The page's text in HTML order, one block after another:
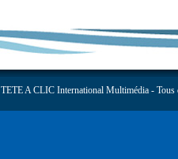
TETE A CLIC International Multimédia - Tous